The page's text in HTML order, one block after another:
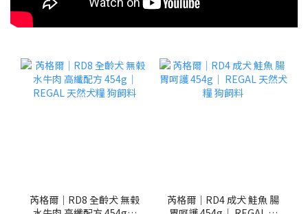
芮格爾｜RD8 全齡犬 無榖
芮格爾｜RD4 成犬 鮭魚 腸